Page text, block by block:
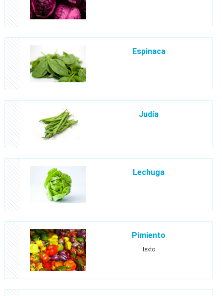
Espinaca
Judía
Lechuga
Pimiento
texto